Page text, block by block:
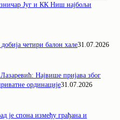
Југ и КК Ниш најбољи
четири балон хале31.07.2026
Највише пријава због
ординације31.07.2026
је спона између грађана и